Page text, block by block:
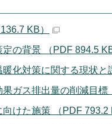
KB）
の背景 （PDF 894.5 KB
化対策に関する現状と
ガス排出量の削減目標
けた施策 （PDF 793.2